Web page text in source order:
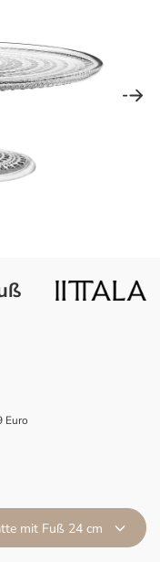
Euro
mit Fuß 24 cm